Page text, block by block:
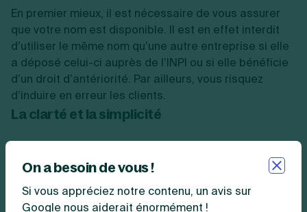
En premier mieux, il est nécessaire de vous assurer
que votre nom est disponible. Il est en effet interdit
d’utiliser le même nom qu’une autre entreprise si elle
a déposé celui-ci auprès de l’INPI ou si elle bénéficie
d’un droit d’antériorité. Par ailleurs, vous risquez
d’induire en erreur les clients.
La clarté et la simplicité
compriset assimilé. S’il est trop compliqué, les
se souvenir de votre société. Assurez-vous aussi que
On a besoin de vous !
Si vous appréciez notre contenu, un avis sur
Google nous aiderait énormément !